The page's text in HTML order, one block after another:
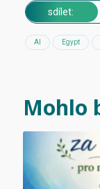
sdílet:
AI Egypt
Mohlo